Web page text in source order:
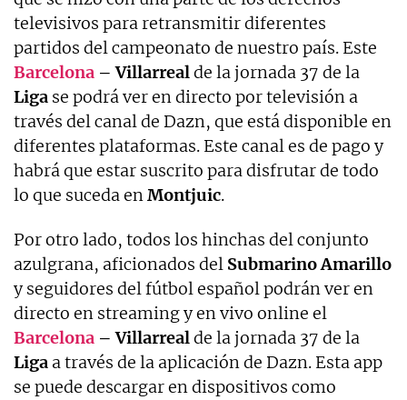
televisivos para retransmitir diferentes
partidos del campeonato de nuestro país. Este
Barcelona – Villarrealde la jornada 37 de la
Liga se podrá ver en directo por televisión a
través del canal de Dazn, que está disponible en
diferentes plataformas. Este canal es de pago y
habrá que estar suscrito para disfrutar de todo
lo que suceda enMontjuic.
Por otro lado, todos los hinchas del conjunto
azulgrana, aficionados del Submarino Amarillo
y seguidores del fútbol español podrán ver en
directo en streaming y en vivo online el
Barcelona – Villarrealde la jornada 37 de la
Liga a través de la aplicación de Dazn. Esta app
se puede descargar en dispositivos como